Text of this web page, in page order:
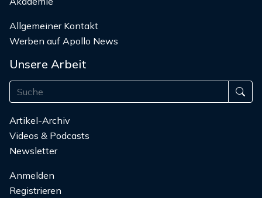
Allgemeiner Kontakt
Werben auf Apollo News
Unsere Arbeit
Artikel-Archiv
Videos & Podcasts
Newsletter
Anmelden
Registrieren